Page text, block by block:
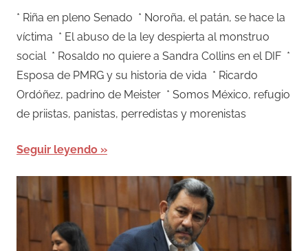
* Riña en pleno Senado * Noroña, el patán, se hace la
víctima * El abuso de la ley despierta al monstruo
social * Rosaldo no quiere a Sandra Collins en el DIF *
Esposa de PMRG y su historia de vida * Ricardo
Ordóñez, padrino de Meister * Somos México, refugio
de priistas, panistas, perredistas y morenistas
Seguir leyendo